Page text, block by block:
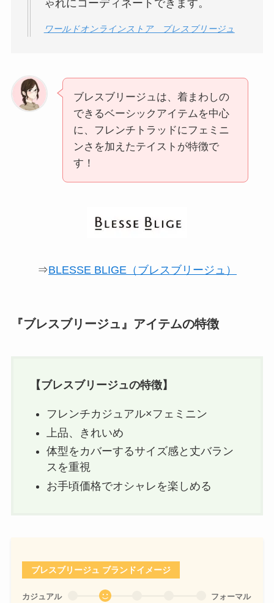
ゃれにコーディネートできます。
ワールドオンラインストア ブレスブリージュ
ブレスブリージュは、着まわしの
できるベーシックアイテムを中心
に、フレンチトラッドにフェミニ
ンさを加えたテイストが特徴で
す！
⇒BLESSE BLIGE（ブレスブリージュ）
『ブレスブリージュ』アイテムの特徴
【ブレスブリージュの特徴】
フレンチカジュアル×フェミニン
上品、きれいめ
体型をカバーするサイズ感と丈バラン
スを重視
お手頃価格でオシャレを楽しめる
ブレスブリージュ ブランドイメージ
カジュアル フォーマル